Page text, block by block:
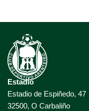
Estadio
Estadio de Espiñedo, 47
32500, O Carbaliño